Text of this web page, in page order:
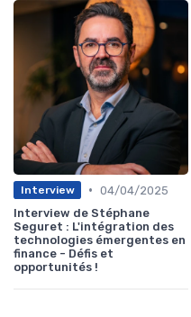
Interview • 04/04/2025
Interview de Stéphane
Seguret : L'intégration des
technologies émergentes en
finance - Défis et
opportunités !